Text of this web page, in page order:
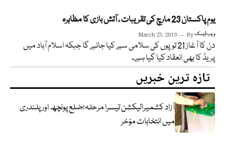
یوم پاکستان 23 مارچ کی تقریبات ، آتش بازی کا مظاہرہ
March 23, 2019 Byویب ڈیسک
دن کا آغاز 21 توپوں کی سلامی سے کیا جائے گا جبکہ اسلام آباد میں
پریڈ کا بھی انعقاد کیا گیا ہے۔
تازہ ترین خبریں
آزاد کشمیرالیکشن تیسرا مرحلہ؛ضلع پونچھ اور پلندری
میں انتخابات مؤخر